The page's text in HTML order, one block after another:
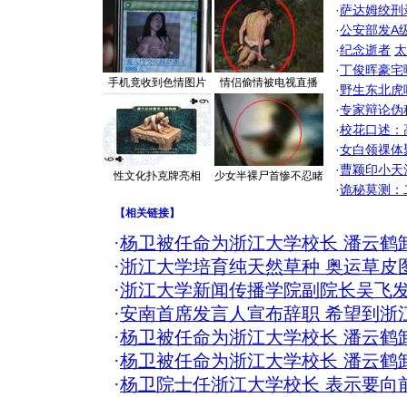
手机竟收到色情图片 情侣偷情被电视直播
性文化扑克牌亮相 少女半裸尸首惨不忍睹
·萨达姆绞刑
·公安部发A
·纪念逝者
·丁俊晖豪
·野生东北
·专家辩论伪
·校花口述：
·女白领祼体
·曹颖印小天
·诡秘莫测：
【相关链接】
·杨卫被任命为浙江大学校长 潘云鹤
·浙江大学培育纯天然草种 奥运草皮
·浙江大学新闻传播学院副院长吴飞
·安南首席发言人宣布辞职 希望到浙
·杨卫被任命为浙江大学校长 潘云鹤
·杨卫被任命为浙江大学校长 潘云鹤
·杨卫院士任浙江大学校长 表示要向